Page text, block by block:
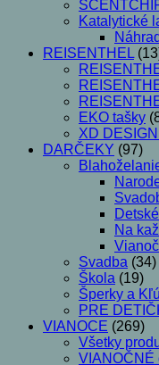
Katalytické
REISENTHEL
EKO tašky
XD
DARČEKY (97)
Detské
Na
Svadba (34)
Škola (19)
Šperky a
PRE
VIANOCE (269)
Všetky
VIANOČNÉ